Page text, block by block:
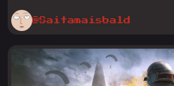
@Saitamaisbald